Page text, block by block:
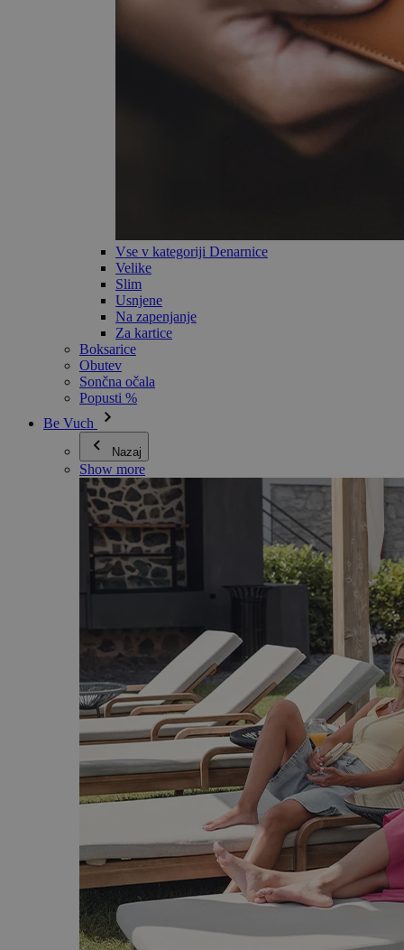
Vse v kategoriji Denarnice
Velike
Slim
Usnjene
Na zapenjanje
Za kartice
Boksarice
Obutev
Sončna očala
Popusti %
Be Vuch
Nazaj
Show more